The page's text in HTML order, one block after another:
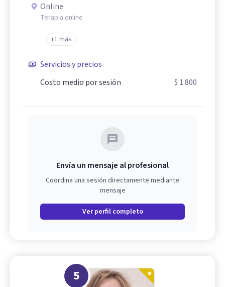
Online
Terapia online
+1 más
Servicios y precios
Costo medio por sesión
$ 1.800
Envía un mensaje al profesional
Coordina una sesión directamente mediante
mensaje
Ver perfil completo
5